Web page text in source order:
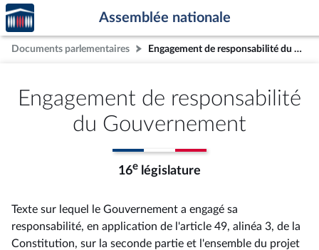
Aller au contenu
Aller en bas de la page
Accèder
à la
page
d'accueil
Assemblée nationale
Documents parlementaires Engagement de responsabilité du Gouvernement
Engagement de responsabilité
du Gouvernement
16e législature
Texte sur lequel le Gouvernement a engagé sa
responsabilité, en application de l'article 49, alinéa 3, de la
Constitution, sur la seconde partie et l'ensemble du projet